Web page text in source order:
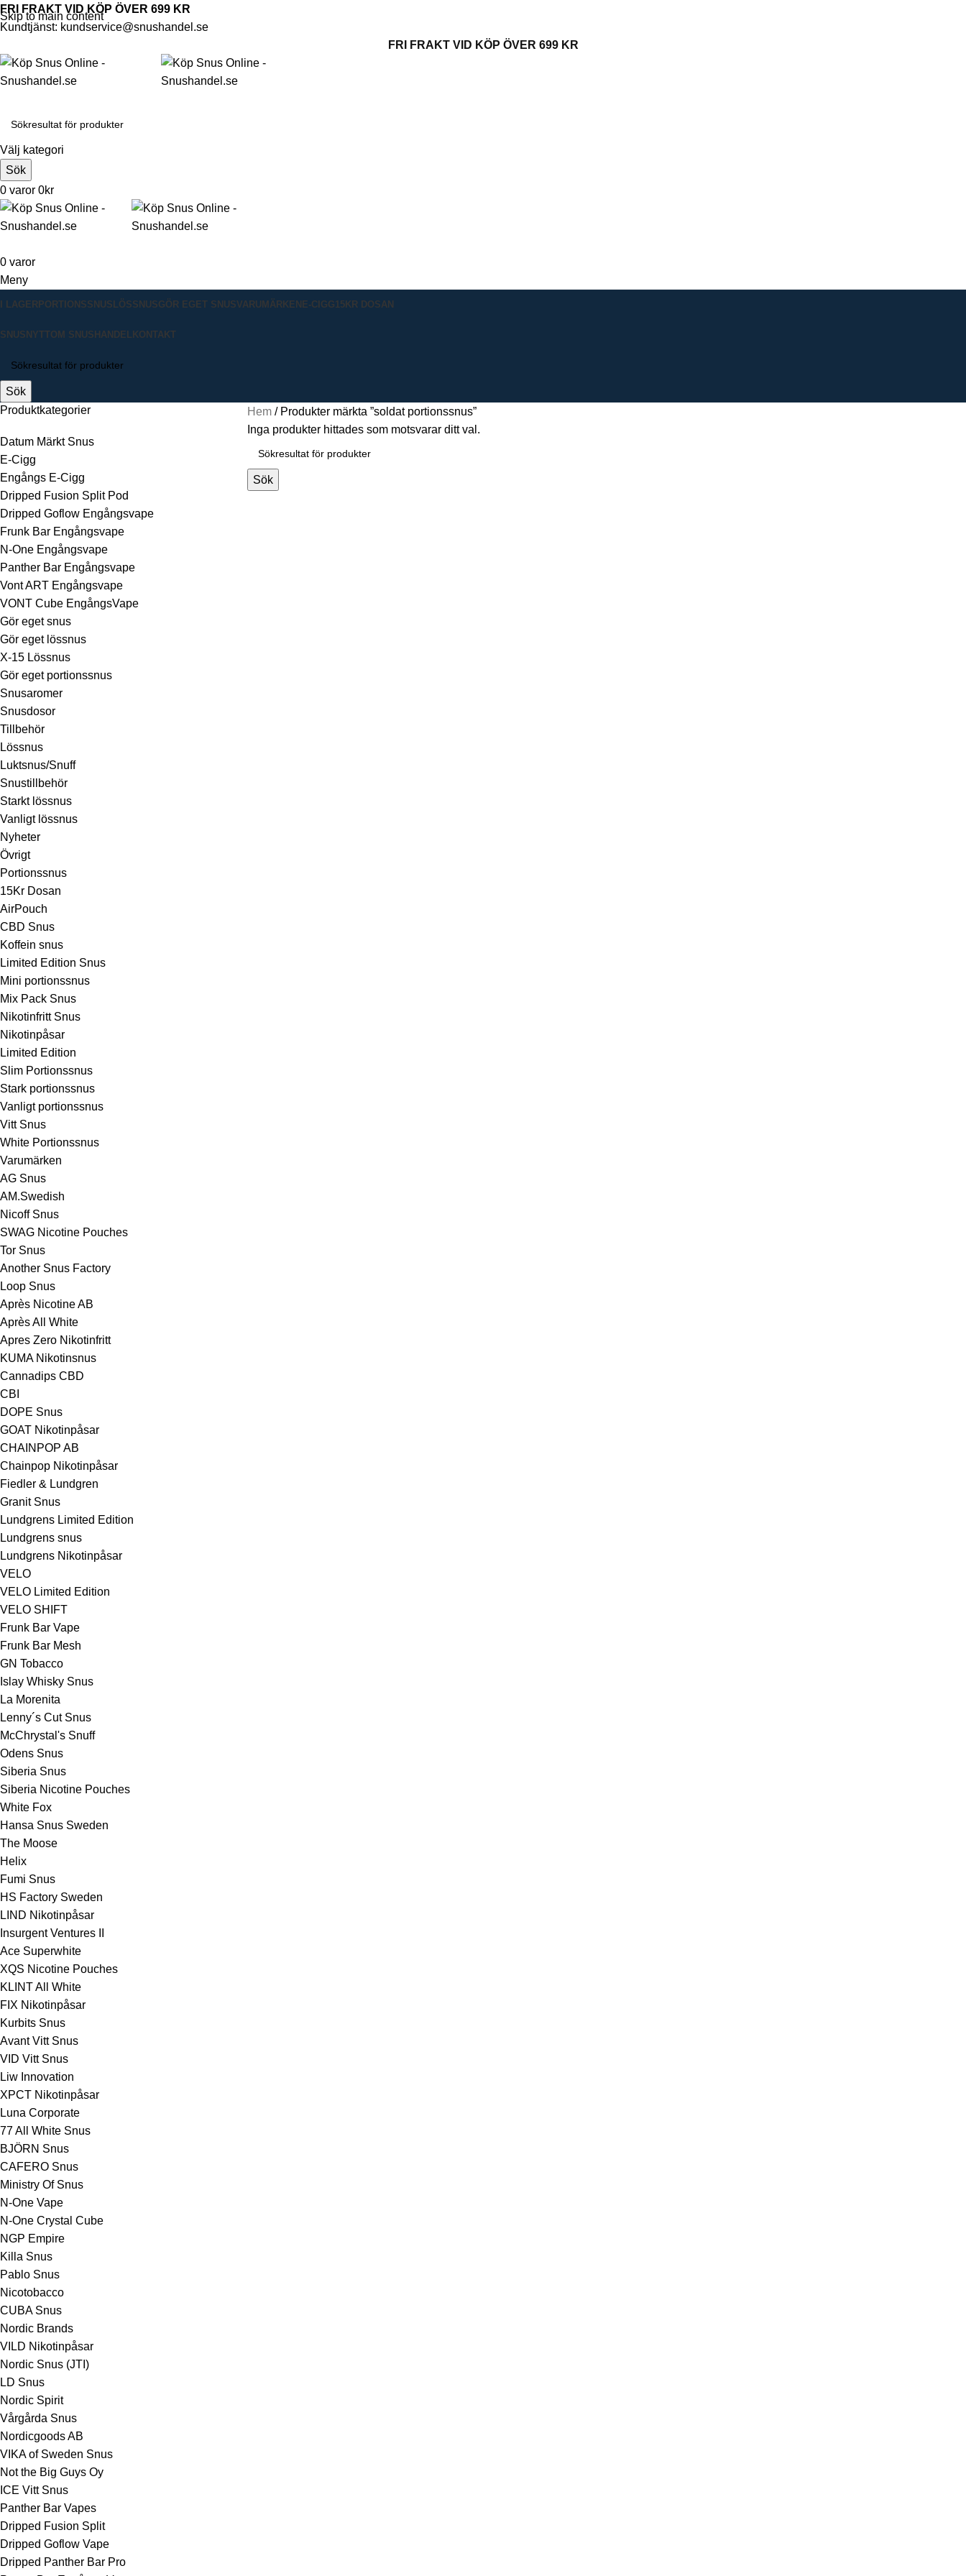
Skip to main content
FRI FRAKT VID KÖP ÖVER 699 KR
Kundtjänst: kundservice@snushandel.se
FRI FRAKT VID KÖP ÖVER 699 KR
Välj kategori
Sök
0 varor 0kr
0 varor
Meny
I LAGER PORTIONSSNUS LÖSSNUSGÖR EGET SNUSVARUMÄRKEN E-CIGG15KR DOSAN
SNUSNYTTOM SNUSHANDEL KONTAKT
Sök
Produktkategorier
Datum Märkt Snus
E-Cigg
Engångs E-Cigg
Dripped Fusion Split Pod
Dripped Goflow Engångsvape
Frunk Bar Engångsvape
N-One Engångsvape
Panther Bar Engångsvape
Vont ART Engångsvape
VONT Cube EngångsVape
Gör eget snus
Gör eget lössnus
X-15 Lössnus
Gör eget portionssnus
Snusaromer
Snusdosor
Tillbehör
Lössnus
Luktsnus/Snuff
Snustillbehör
Starkt lössnus
Vanligt lössnus
Nyheter
Övrigt
Portionssnus
15Kr Dosan
AirPouch
CBD Snus
Koffein snus
Limited Edition Snus
Mini portionssnus
Mix Pack Snus
Nikotinfritt Snus
Nikotinpåsar
Limited Edition
Slim Portionssnus
Stark portionssnus
Vanligt portionssnus
Vitt Snus
White Portionssnus
Varumärken
AG Snus
AM.Swedish
Nicoff Snus
SWAG Nicotine Pouches
Tor Snus
Another Snus Factory
Loop Snus
Après Nicotine AB
Après All White
Apres Zero Nikotinfritt
KUMA Nikotinsnus
Cannadips CBD
CBI
DOPE Snus
GOAT Nikotinpåsar
CHAINPOP AB
Chainpop Nikotinpåsar
Fiedler & Lundgren
Granit Snus
Lundgrens Limited Edition
Lundgrens snus
Lundgrens Nikotinpåsar
VELO
VELO Limited Edition
VELO SHIFT
Frunk Bar Vape
Frunk Bar Mesh
GN Tobacco
Islay Whisky Snus
La Morenita
Lenny´s Cut Snus
McChrystal's Snuff
Odens Snus
Siberia Snus
Siberia Nicotine Pouches
White Fox
Hansa Snus Sweden
The Moose
Helix
Fumi Snus
HS Factory Sweden
LIND Nikotinpåsar
Insurgent Ventures II
Ace Superwhite
XQS Nicotine Pouches
KLINT All White
FIX Nikotinpåsar
Kurbits Snus
Avant Vitt Snus
VID Vitt Snus
Liw Innovation
XPCT Nikotinpåsar
Luna Corporate
77 All White Snus
BJÖRN Snus
CAFERO Snus
Ministry Of Snus
N-One Vape
N-One Crystal Cube
NGP Empire
Killa Snus
Pablo Snus
Nicotobacco
CUBA Snus
Nordic Brands
VILD Nikotinpåsar
Nordic Snus (JTI)
LD Snus
Nordic Spirit
Vårgårda Snus
Nordicgoods AB
VIKA of Sweden Snus
Not the Big Guys Oy
ICE Vitt Snus
Panther Bar Vapes
Dripped Fusion Split
Dripped Goflow Vape
Dripped Panther Bar Pro
Hem
Produkter märkta ”soldat portionssnus”
Inga produkter hittades som motsvarar ditt val.
Sök